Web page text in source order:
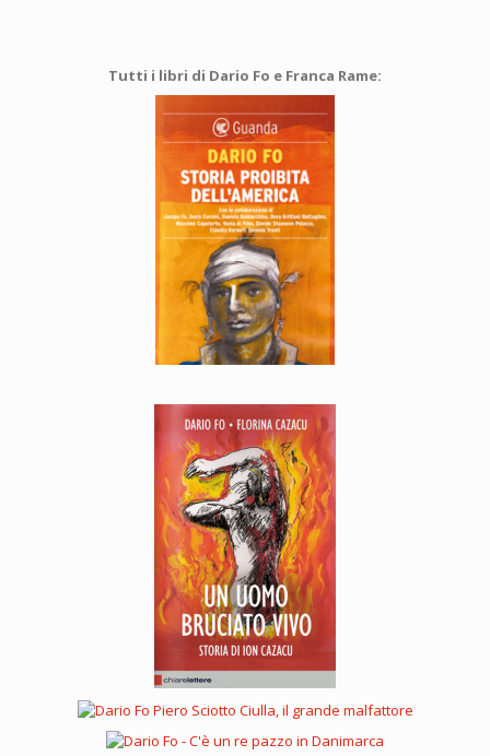
Tutti i libri di Dario Fo e Franca Rame: